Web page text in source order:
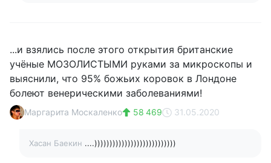
...и взялись после этого открытия британские
учёные МОЗОЛИСТЫМИ руками за микроскопы и
выяснили, что 95% божьих коровок в Лондоне
болеют венерическими заболеваниями!
Маргарита Москаленко 58 469 31.05.2020
Хасан Баекин ....)))))))))))))))))))))))))))